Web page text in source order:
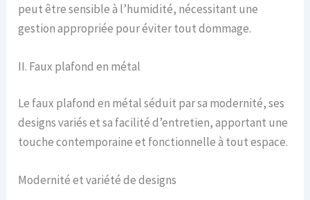
peut être sensible à l’humidité, nécessitant une
gestion appropriée pour éviter tout dommage.
II. Faux plafond en métal
Le faux plafond en métal séduit par sa modernité, ses
designs variés et sa facilité d’entretien, apportant une
touche contemporaine et fonctionnelle à tout espace.
Modernité et variété de designs